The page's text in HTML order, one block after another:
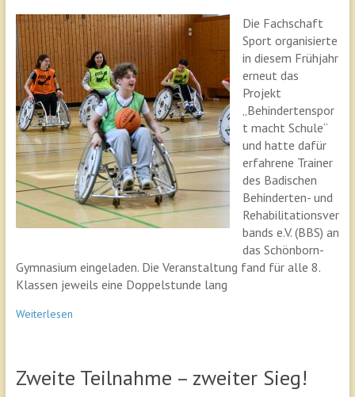
Die Fachschaft
Sport organisierte
in diesem Frühjahr
erneut das
Projekt
„Behindertenspor
t macht Schule“
und hatte dafür
erfahrene Trainer
des Badischen
Behinderten- und
Rehabilitationsver
bands e.V. (BBS) an
das Schönborn-
Gymnasium eingeladen. Die Veranstaltung fand für alle 8.
Klassen jeweils eine Doppelstunde lang
Weiterlesen
Zweite Teilnahme – zweiter Sieg!